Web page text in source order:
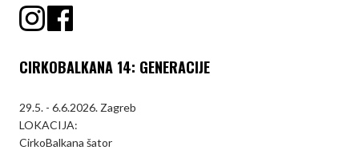
CIRKOBALKANA 14: GENERACIJE
29.5. - 6.6.2026. Zagreb
LOKACIJA:
CirkoBalkana šator